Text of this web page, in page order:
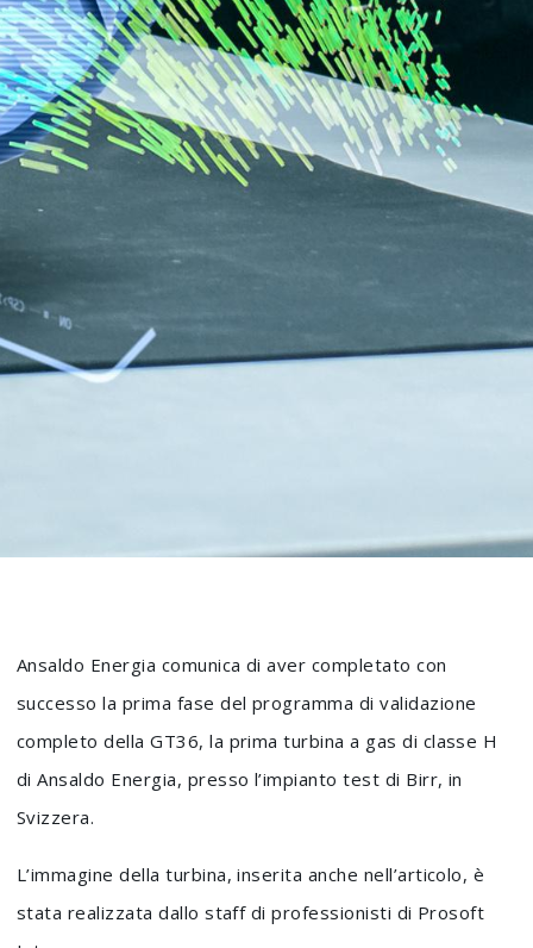
Ansaldo Energia comunica di aver completato con
successo la prima fase del programma di validazione
completo della GT36, la prima turbina a gas di classe H
di Ansaldo Energia, presso l’impianto test di Birr, in
Svizzera.
L’immagine della turbina, inserita anche nell’articolo, è
stata realizzata dallo staff di professionisti di Prosoft